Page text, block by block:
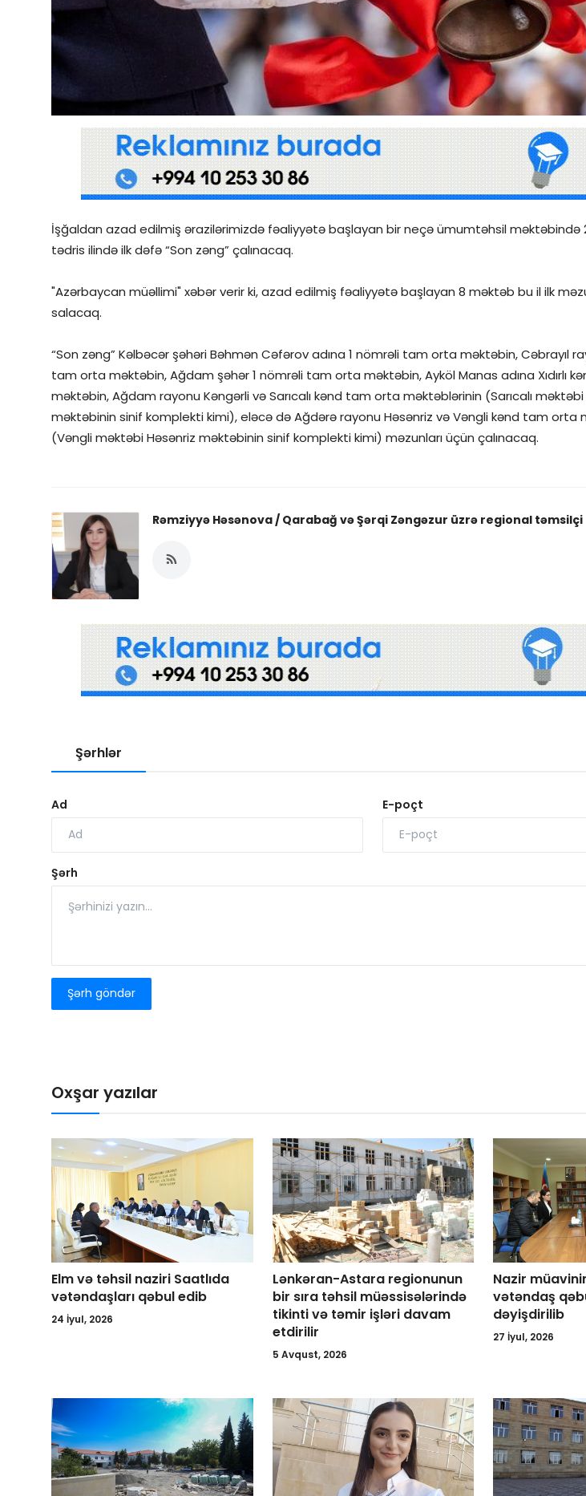
Regionlar
Qəzetin PDF arxivi
İctimai şura
İşğaldan azad edilmiş ərazilərimizdə fəaliyyətə başlayan bir neçə ümumtəhsil məktəbində
tədris ilində ilk dəfə “Son zəng” çalınacaq.
"Azərbaycan müəllimi" xəbər verir ki, azad edilmiş fəaliyyətə başlayan 8 məktəb bu il ilk
salacaq.
“Son zəng” Kəlbəcər şəhəri Bəhmən Cəfərov adına 1 nömrəli tam orta məktəbin, Cəbrayıl
tam orta məktəbin, Ağdam şəhər 1 nömrəli tam orta məktəbin, Ayköl Manas adına Xıdırlı
məktəbin, Ağdam rayonu Kəngərli və Sarıcalı kənd tam orta məktəblərinin (Sarıcalı məktəbi
məktəbinin sinif komplekti kimi), eləcə də Ağdərə rayonu Həsənriz və Vəngli kənd tam orta
(Vəngli məktəbi Həsənriz məktəbinin sinif komplekti kimi) məzunları üçün çalınacaq.
Rəmziyyə Həsənova / Qarabağ və Şərqi Zəngəzur üzrə regional təmsilçi
Şərhlər
Ad E-poçt
Şərh
Şərh göndər
Oxşar yazılar
Elm və təhsil naziri Saatlıda
vətəndaşları qəbul edib
24 İyul, 2026
Lənkəran-Astara regionunun
bir sıra təhsil müəssisələrində
tikinti və təmir işləri davam
etdirilir
5 Avqust, 2026
Nazir
vətəndaş
dəyişdirilib
27 İyul, 2026